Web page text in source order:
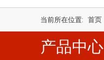
当前所在位置: 首页
产品中心